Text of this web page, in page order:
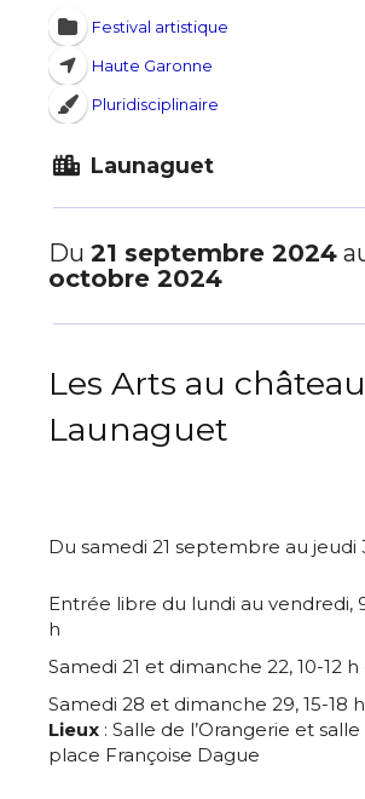
Festival artistique
Haute Garonne
Pluridisciplinaire
Launaguet
Du 21 septembre 2024
octobre 2024
Les Arts au
Launaguet
Du samedi 21 septembre au jeudi
Entrée libre du lundi au vendredi,
h
Samedi 21 et dimanche 22, 10-12 h
Samedi 28 et dimanche 29, 15-18 h
Lieux : Salle de l’Orangerie et
place Françoise Dague